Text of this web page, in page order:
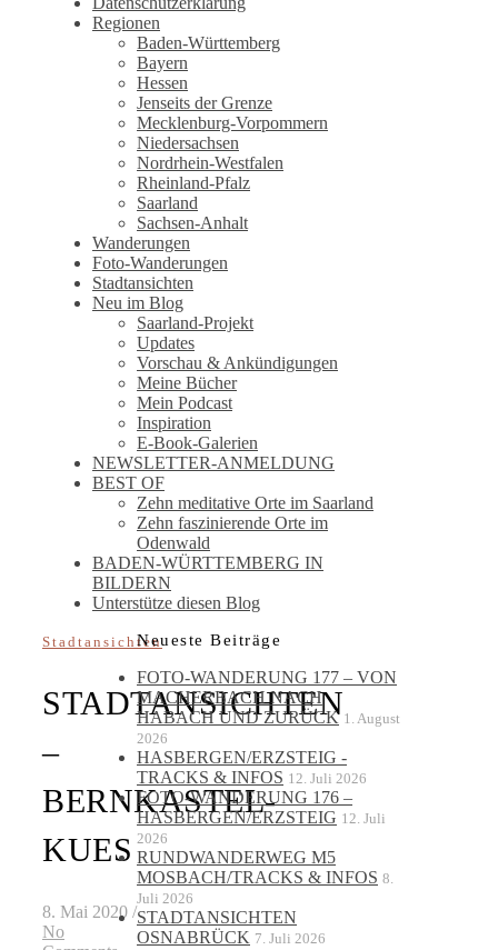
Regionen
Baden-Württemberg
Bayern
Hessen
Jenseits der Grenze
Mecklenburg-Vorpommern
Niedersachsen
Nordrhein-Westfalen
Rheinland-Pfalz
Saarland
Sachsen-Anhalt
Wanderungen
Foto-Wanderungen
Stadtansichten
Neu im Blog
Saarland-Projekt
Updates
Vorschau & Ankündigungen
Meine Bücher
Mein Podcast
Inspiration
E-Book-Galerien
NEWSLETTER-ANMELDUNG
BEST OF
Zehn meditative Orte im Saarland
Zehn faszinierende Orte im
Odenwald
BADEN-WÜRTTEMBERG IN
BILDERN
Unterstütze diesen Blog
Stadtansichten
STADTANSICHTEN
–
BERNKASTEL-
KUES
8. Mai 2020 /
No
Neueste Beiträge
FOTO-WANDERUNG 177 – VON
MACHERBACH NACH
HABACH UND ZURÜCK 1. August
2026
HASBERGEN/ERZSTEIG -
TRACKS & INFOS 12. Juli 2026
FOTO-WANDERUNG 176 –
HASBERGEN/ERZSTEIG 12. Juli
2026
RUNDWANDERWEG M5
MOSBACH/TRACKS & INFOS 8.
Juli 2026
STADTANSICHTEN
OSNABRÜCK 7. Juli 2026